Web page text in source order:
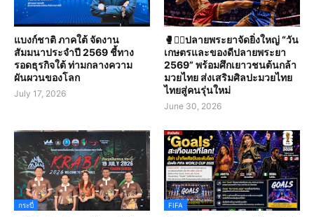
แบงก์ชาติ ภาคใต้ จัดงาน
สัมมนาประจำปี 2569 ชี้ทาง
รอดธุรกิจใต้ ท่ามกลางความ
ผันผวนของโลก
July 17, 2026
🥊🤼‍♀️ปลายพระยาจัดยิ่งใหญ่ “วัน
เกษตรและของดีปลายพระยา
2569” พร้อมศึกเยาวชนต้นกล้า
มวยไทย ส่งเสริมศิลปะมวยไทย
ไทยสู่คนรุ่นใหม่
June 30, 2026
กระบี่ FIFA